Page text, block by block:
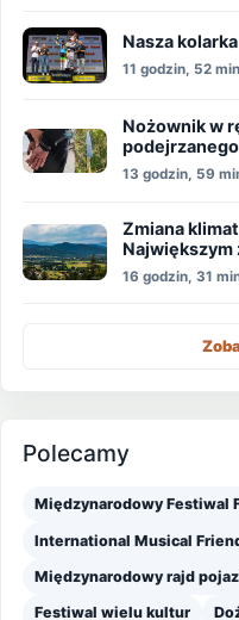
Nasza
11 godzin, 52
Nożownik w
13 godzin, 59
Zmiana
wody
16 godzin, 31
Polecamy
Międzynarodowy Festiwal
International Musical
Międzynarodowy rajd
Festiwal wielu kultur